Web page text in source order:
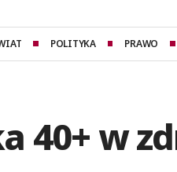
POLITYKA PRAWO
40+ w